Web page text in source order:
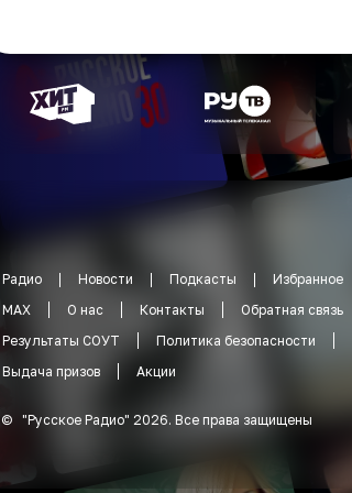
Радио Новости Подкасты Избранное
MAX
О нас Контакты Обратная связь
Результаты СОУТ
Политика безопасности
Выдача призов
Акции
© "Русское Радио" 2026. Все права защищены